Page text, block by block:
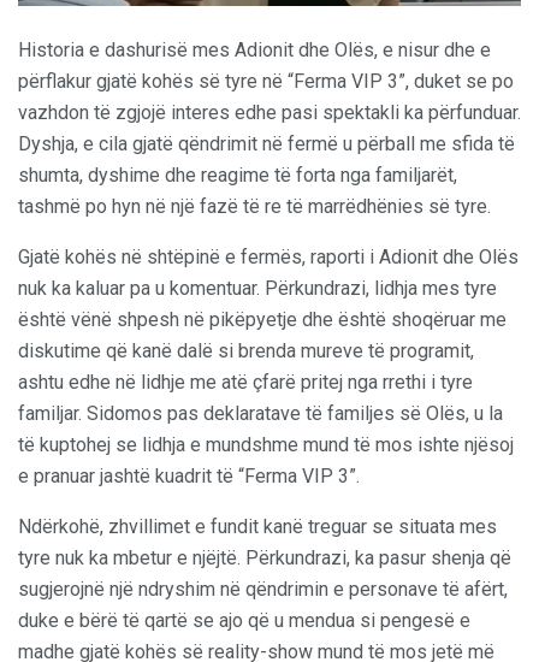
Historia e dashurisë mes Adionit dhe Olës, e nisur dhe e
përflakur gjatë kohës së tyre në “Ferma VIP 3”, duket se po
vazhdon të zgjojë interes edhe pasi spektakli ka përfunduar.
Dyshja, e cila gjatë qëndrimit në fermë u përball me sfida të
shumta, dyshime dhe reagime të forta nga familjarët,
tashmë po hyn në një fazë të re të marrëdhënies së tyre.
Gjatë kohës në shtëpinë e fermës, raporti i Adionit dhe Olës
nuk ka kaluar pa u komentuar. Përkundrazi, lidhja mes tyre
është vënë shpesh në pikëpyetje dhe është shoqëruar me
diskutime që kanë dalë si brenda mureve të programit,
ashtu edhe në lidhje me atë çfarë pritej nga rrethi i tyre
familjar. Sidomos pas deklaratave të familjes së Olës, u la
të kuptohej se lidhja e mundshme mund të mos ishte njësoj
e pranuar jashtë kuadrit të “Ferma VIP 3”.
Ndërkohë, zhvillimet e fundit kanë treguar se situata mes
tyre nuk ka mbetur e njëjtë. Përkundrazi, ka pasur shenja që
sugjerojnë një ndryshim në qëndrimin e personave të afërt,
duke e bërë të qartë se ajo që u mendua si pengesë e
madhe gjatë kohës së reality-show mund të mos jetë më